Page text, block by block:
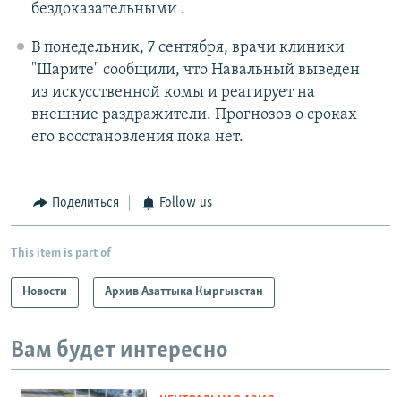
бездоказательными .
В понедельник, 7 сентября, врачи клиники
"Шарите" сообщили, что Навальный выведен
из искусственной комы и реагирует на
внешние раздражители. Прогнозов о сроках
его восстановления пока нет.
Поделиться Follow us
This item is part of
Новости Архив Азаттыка Кыргызстан
Вам будет интересно